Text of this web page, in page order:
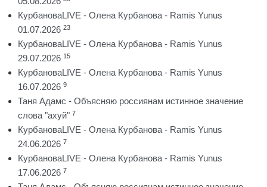
КурбановаLIVE - Олена Курбанова - Ramis Yunus
01.07.2026 23
КурбановаLIVE - Олена Курбанова - Ramis Yunus
29.07.2026 15
КурбановаLIVE - Олена Курбанова - Ramis Yunus
16.07.2026 9
Таня Адамс - Объясняю россиянам истинное значение
слова "ахуй" 7
КурбановаLIVE - Олена Курбанова - Ramis Yunus
24.06.2026 7
КурбановаLIVE - Олена Курбанова - Ramis Yunus
17.06.2026 7